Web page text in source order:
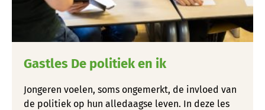
Gastles De politiek en ik
Jongeren voelen, soms ongemerkt, de invloed van
de politiek op hun alledaagse leven. In deze les